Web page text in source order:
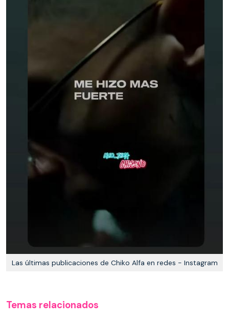
Las últimas publicaciones de Chiko Alfa en redes - Instagram
Temas relacionados